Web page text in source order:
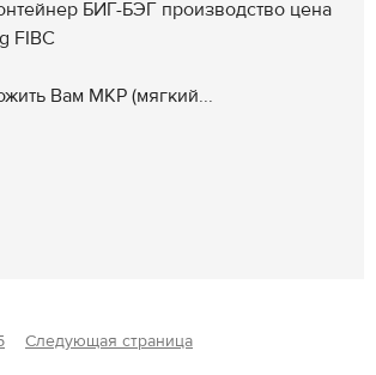
БИГ-БЭГ производство цена
FIBC
Вам МКР (мягкий...
Следующая страница